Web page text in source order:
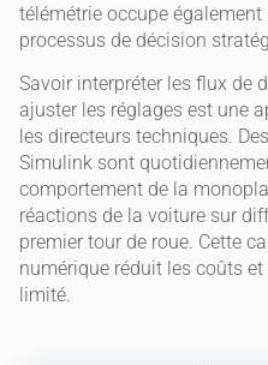
télémétrie occupe
processus de décision
Savoir interpréter les flux de
ajuster les réglages est une
les directeurs techniques.
Simulink sont
comportement de la
réactions de la voiture sur
premier tour de roue. Cette
numérique réduit les coûts
limité.